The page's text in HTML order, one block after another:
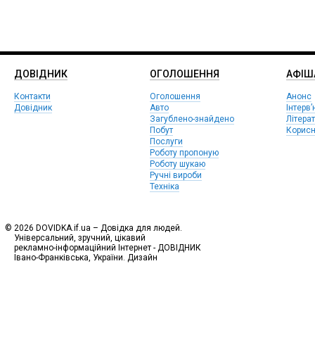
ДОВІДНИК
Контакти
Довідник
ОГОЛОШЕННЯ
Оголошення
Авто
Загублено-знайдено
Побут
Послуги
Роботу пропоную
Роботу шукаю
Ручні вироби
Техніка
Анонс
© 2026 DOVIDKA.if.ua – Довідка для людей.
Універсальний, зручний, цікавий
рекламно-інформаційний Інтернет - ДОВІДНИК
Івано-Франківська, України. Дизайн